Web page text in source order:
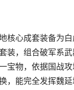
核心成套装备为
装，组合破军系
宝物，依据国战攻
，能完全发挥魏